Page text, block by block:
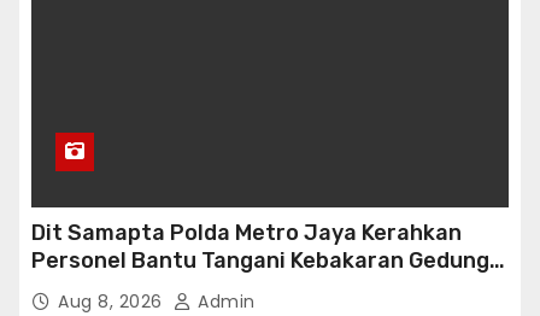
Dit Samapta Polda Metro Jaya Kerahkan
Personel Bantu Tangani Kebakaran Gedung
Bapenda
Aug 8, 2026 Admin